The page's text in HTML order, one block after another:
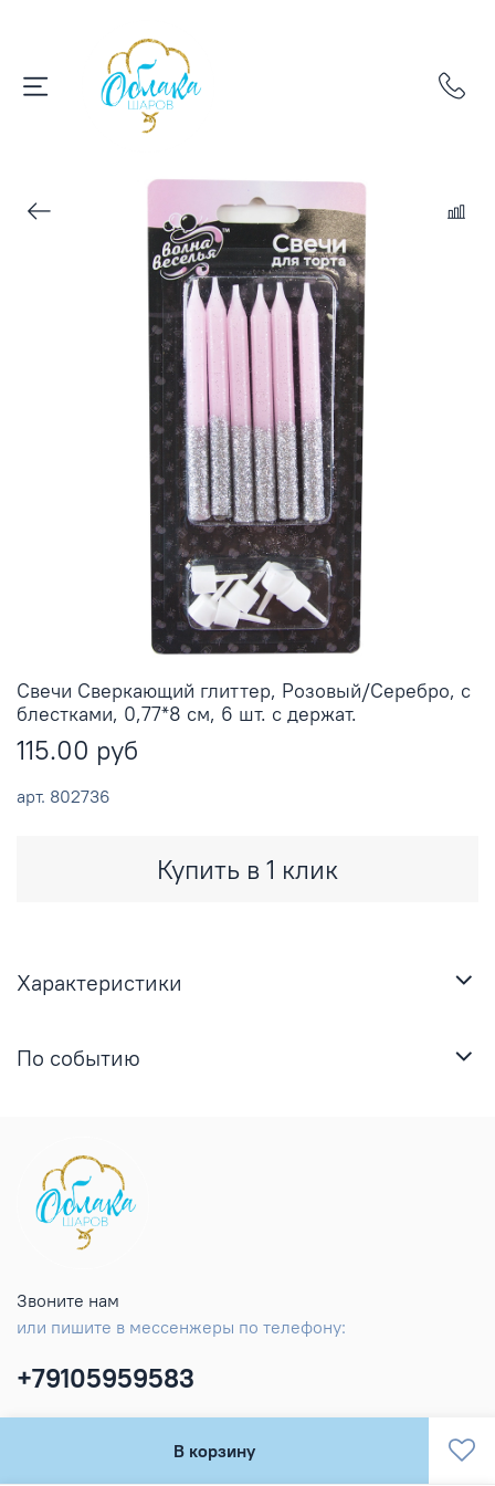
арт. 802736
Свечи Сверкающий глиттер, Розовый/Серебро, с
блестками, 0,77*8 см, 6 шт. с держат.
115.00 руб
В корзину
Купить в 1 клик
Характеристики
По событию
Звоните нам
или пишите в мессенжеры по телефону:
+79105959583